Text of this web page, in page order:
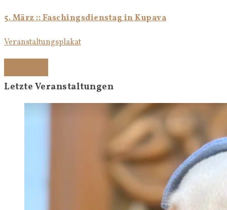
5. März :: Faschingsdienstag in Kupava
Veranstaltungsplakat
Letzte Veranstaltungen